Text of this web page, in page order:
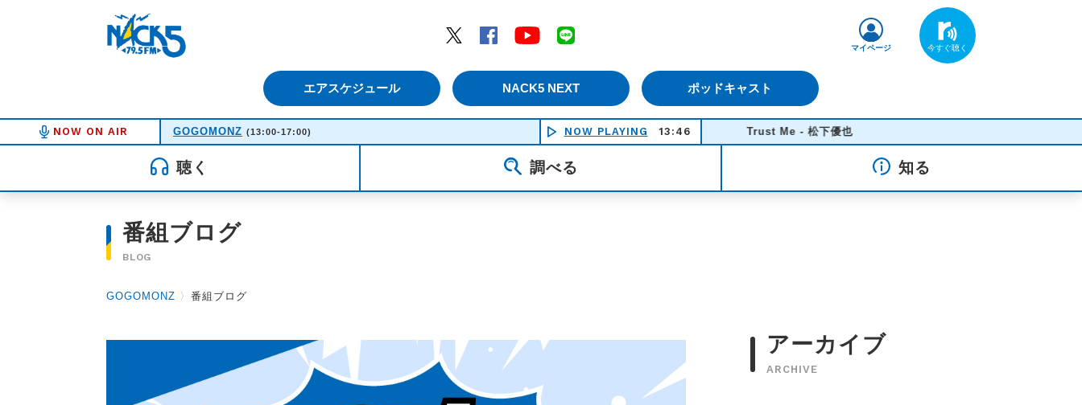
Twitter
Facebook YouTube
エアスケジュール NACK5 NEXT ポッドキャスト
マイページ
NOW ON AIR GOGOMONZ (13:00-17:00) NOW PLAYING 13:46 Trust Me - 松下優也
聴く 調べる 知る
番組ブログ
BLOG
GOGOMONZ 〉 番組ブログ
アーカイブ
ARCHIVE